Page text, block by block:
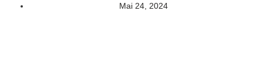
Mai 24, 2024